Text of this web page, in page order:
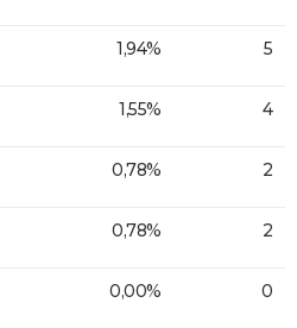
1,94% 5
1,55% 4
0,78% 2
0,78% 2
0,00% 0